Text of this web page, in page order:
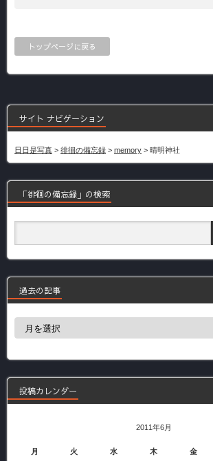
トップページに戻る
サイト ナビゲーション
日日是写真 > 徘徊の備忘録 > memory > 晴明神社
「徘徊の備忘録」の検索
過去の記事
事
投稿カレンダー
2011年6月
月 火 水 木 金